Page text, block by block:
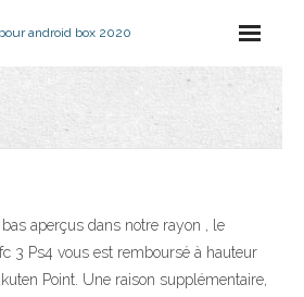
android box 2020
aperçus dans notre rayon , le
3 Ps4 vous est remboursé à hauteur
Point. Une raison supplémentaire,